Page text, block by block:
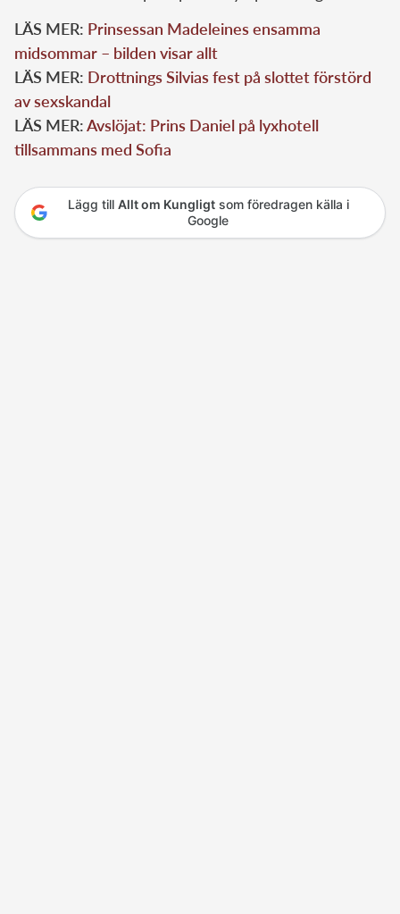
LÄS MER: Prinsessan Madeleines ensamma
midsommar – bilden visar allt
LÄS MER: Drottnings Silvias fest på slottet förstörd
av sexskandal
LÄS MER:Avslöjat: Prins Daniel på lyxhotell
tillsammans med Sofia
Lägg till Allt om Kungligtsom föredragen källa i
Google